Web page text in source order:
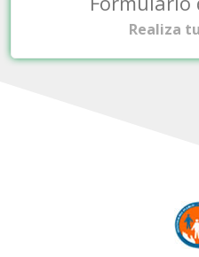
Realiza